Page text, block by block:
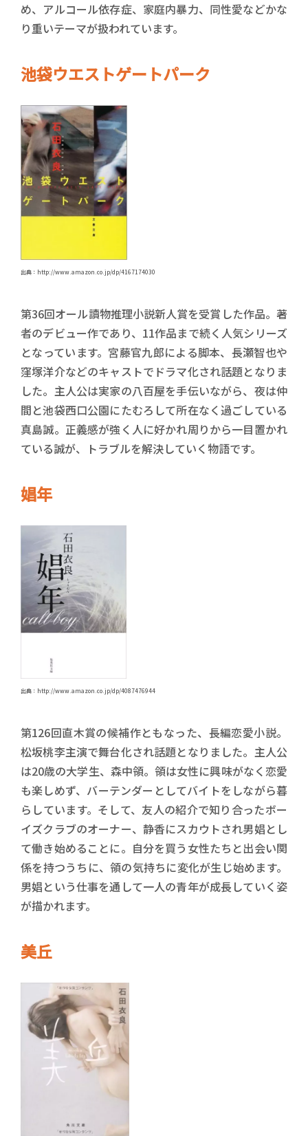
め、アルコール依存症、家庭内暴力、同性愛などかな
り重いテーマが扱われています。
池袋ウエストゲートパーク
出典：http://www.amazon.co.jp/dp/4167174030
第36回オール讀物推理小説新人賞を受賞した作品。著
者のデビュー作であり、11作品まで続く人気シリーズ
となっています。宮藤官九郎による脚本、長瀬智也や
窪塚洋介などのキャストでドラマ化され話題となりま
した。主人公は実家の八百屋を手伝いながら、夜は仲
間と池袋西口公園にたむろして所在なく過ごしている
真島誠。正義感が強く人に好かれ周りから一目置かれ
ている誠が、トラブルを解決していく物語です。
娼年
出典：http://www.amazon.co.jp/dp/4087476944
第126回直木賞の候補作ともなった、長編恋愛小説。
松坂桃李主演で舞台化され話題となりました。主人公
は20歳の大学生、森中領。領は女性に興味がなく恋愛
も楽しめず、バーテンダーとしてバイトをしながら暮
らしています。そして、友人の紹介で知り合ったボー
イズクラブのオーナー、静香にスカウトされ男娼とし
て働き始めることに。自分を買う女性たちと出会い関
係を持つうちに、領の気持ちに変化が生じ始めます。
男娼という仕事を通して一人の青年が成長していく姿
が描かれます。
美丘